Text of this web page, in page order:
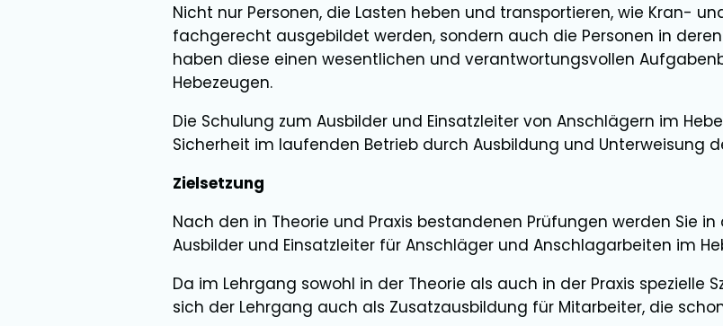
Nicht nur Personen, die Lasten heben und transportieren, wie Kran-
fachgerecht ausgebildet werden, sondern auch die Personen in
haben diese einen wesentlichen und verantwortungsvollen
Hebezeugen.
Die Schulung zum Ausbilder und Einsatzleiter von Anschlägern im
Sicherheit im laufenden Betrieb durch Ausbildung und Unterweisung
Zielsetzung
Nach den in Theorie und Praxis bestandenen Prüfungen werden Sie
Ausbilder und Einsatzleiter für Anschläger und Anschlagarbeiten im
Da im Lehrgang sowohl in der Theorie als auch in der Praxis spezielle
sich der Lehrgang auch als Zusatzausbildung für Mitarbeiter, die